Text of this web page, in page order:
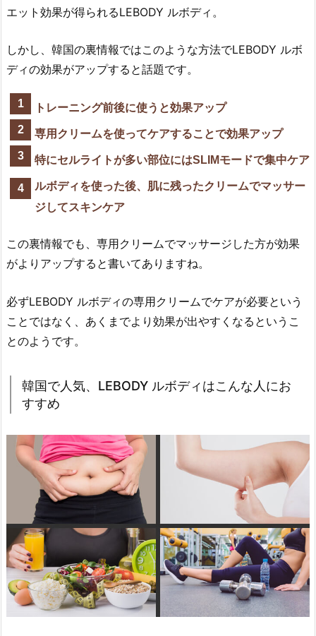
エット効果が得られるLEBODY ルボディ。
しかし、韓国の裏情報ではこのような方法でLEBODY ルボ
ディの効果がアップすると話題です。
トレーニング前後に使うと効果アップ
専用クリームを使ってケアすることで効果アップ
特にセルライトが多い部位にはSLIMモードで集中ケア
ルボディを使った後、肌に残ったクリームでマッサー
ジしてスキンケア
この裏情報でも、専用クリームでマッサージした方が効果
がよりアップすると書いてありますね。
必ずLEBODY ルボディの専用クリームでケアが必要という
ことではなく、あくまでより効果が出やすくなるというこ
とのようです。
韓国で人気、LEBODY ルボディはこんな人にお
すすめ